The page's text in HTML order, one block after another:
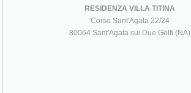
RESIDENZA VILLA TITINA
Corso Sant'Agata 22/24
80064 Sant'Agata sui Due Golfi (NA)